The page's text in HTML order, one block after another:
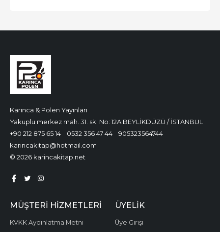
Karınca & Polen Yayınları
Yakuplu merkez mah. 31. sk. No: 12A BEYLİKDÜZÜ / İSTANBUL
+90 212 875 65 14
0532 356 47 44
905323564744
karincakitap@hotmail.com
© 2026 karincakitap.net
MÜŞTERI HIZMETLERI
KVKK Aydınlatma Metni
ÜYELIK
Üye Girişi